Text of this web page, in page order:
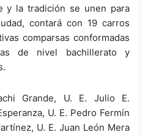
y la tradición se unen para
contará con 19 carros
comparsas conformadas
de nivel bachillerato y
Grande, U. E. Julio E.
U. E. Pedro Fermín
U. E. Juan León Mera